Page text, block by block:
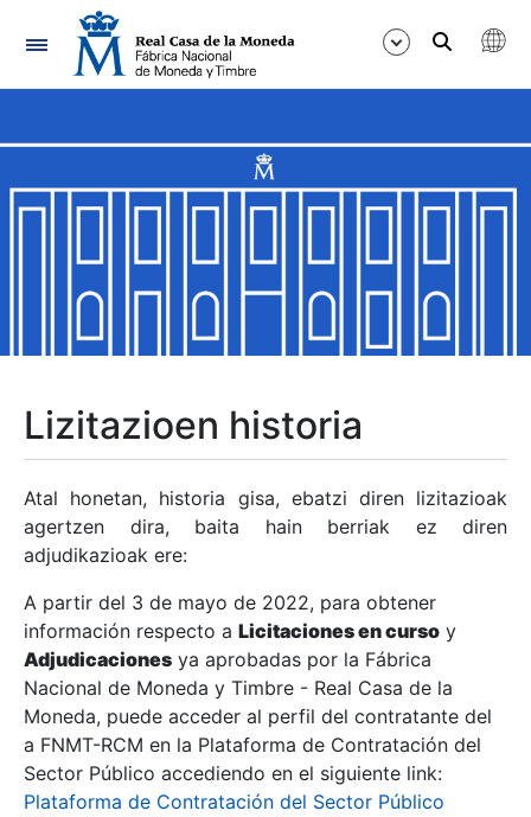
Nabigazioa
Erakutsi/Ezkutatu
Erakutsi/Ezkutatu
Erakutsi/Ezkutatu
Erakutsi/Ezkutatu
Erakutsi/Ezkutatu
Erakutsi/Ezkutatu
Erakutsi/Ezkutatu
Lizitazioen historia
Atal honetan, historia gisa, ebatzi diren lizitazioak
agertzen dira, baita hain berriak ez diren
adjudikazioak ere:
A partir del 3 de mayo de 2022, para obtener
información respecto a Licitaciones en curso y
Adjudicaciones ya aprobadas por la Fábrica
Nacional de Moneda y Timbre - Real Casa de la
Moneda, puede acceder al perfil del contratante del
a FNMT-RCM en la Plataforma de Contratación del
Sector Público accediendo en el siguiente link:
Plataforma de Contratación del Sector Público